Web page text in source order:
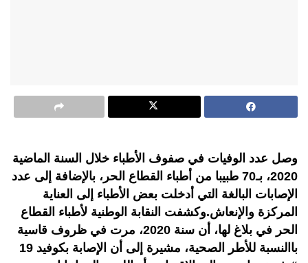
وصل عدد الوفيات في صفوف الأطباء خلال السنة الماضية
2020، بـ70 طبيبا من أطباء القطاع الحر، بالإضافة إلى عدد
الإصابات البالغة التي أدخلت بعض الأطباء إلى العناية
المركزة والإنعاش.وكشفت النقابة الوطنية لأطباء القطاع
الحر في بلاغ لها، أن سنة 2020، مرت في ظروف قاسية
باالنسبة للأطر الصحية، مشيرة إلى أن الإصابة بكوفيد 19